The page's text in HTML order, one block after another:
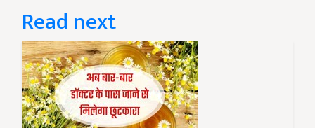
Read next